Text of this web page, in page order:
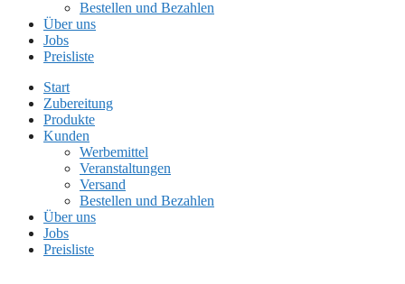
Bestellen und Bezahlen
Über uns
Jobs
Preisliste
Start
Zubereitung
Produkte
Kunden
Werbemittel
Veranstaltungen
Versand
Bestellen und Bezahlen
Über uns
Jobs
Preisliste